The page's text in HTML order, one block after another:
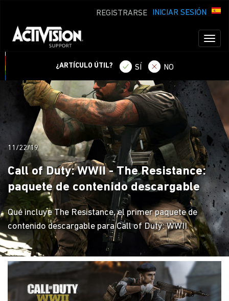
INICIAR SESIÓN
REGISTRARSE
¿ARTÍCULO ÚTIL? SÍ NO
11/22/19
Call of Duty: WWII - The Resistance:
paquete de contenido descargable
Qué incluye The Resistance, el primer paquete de
contenido descargable para Call of Duty: WWII